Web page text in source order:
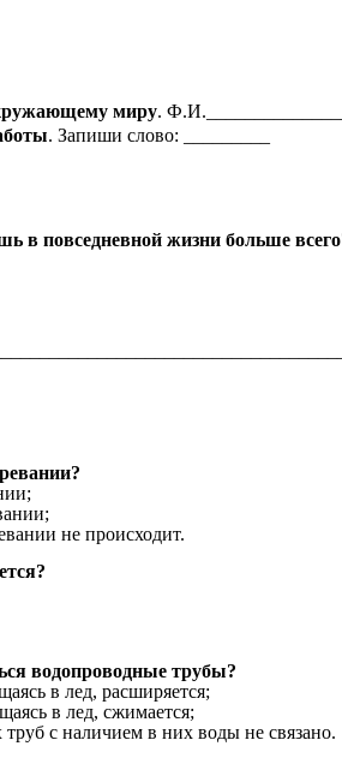
миру.
. Запиши слово: _________
в повседневной жизни больше
не происходит.
водопроводные трубы?
в лед, расширяется;
в лед, сжимается;
с наличием в них воды не связано.